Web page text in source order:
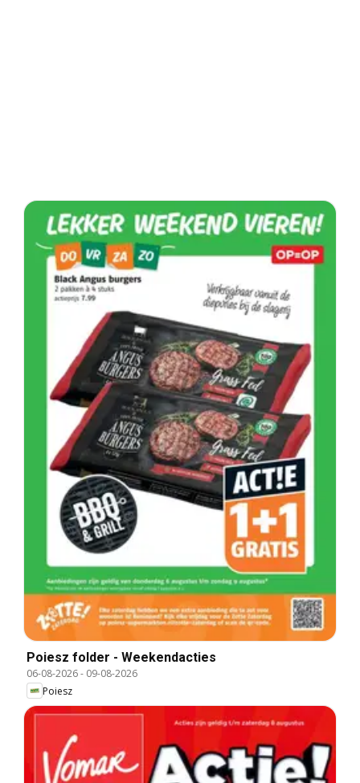
Poiesz folder - Weekendacties
06-08-2026- 09-08-2026
Poiesz